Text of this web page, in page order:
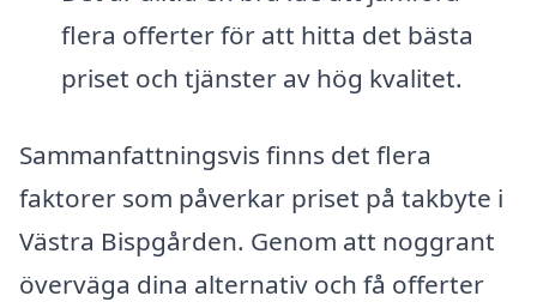
flera offerter för att hitta det bästa
priset och tjänster av hög kvalitet.
Sammanfattningsvis finns det flera
faktorer som påverkar priset på takbyte i
Västra Bispgården. Genom att noggrant
överväga dina alternativ och få offerter